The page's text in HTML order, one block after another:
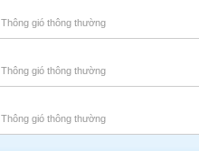
Thông gió thông thường
Thông gió thông thường
Thông gió thông thường